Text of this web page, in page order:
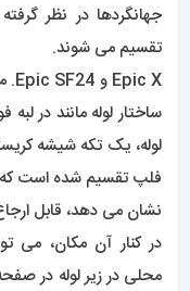
جهانگردها در نظر
تقسیم می شوند.
ساختار لوله مانند در
لوله، یک تکه شیشه
نشان می دهد، قابل
در کنار آن مکان، می
محلی در زیر لوله در